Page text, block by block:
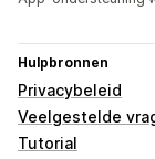
Hulpbronnen
Privacybeleid
Veelgestelde
Tutorial